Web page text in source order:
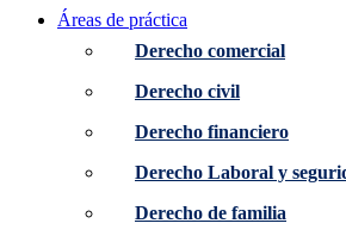
Áreas de práctica
Derecho comercial
Derecho civil
Derecho financiero
Derecho Laboral y
Derecho de familia